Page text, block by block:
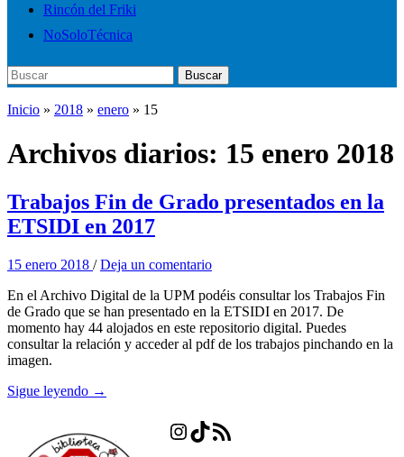
Rincón del Friki
NoSoloTécnica
Buscar: Buscar
Inicio » 2018 » enero » 15
Archivos diarios: 15 enero 2018
Trabajos Fin de Grado presentados en la
ETSIDI en 2017
15 enero 2018 /Deja un comentario
En el Archivo Digital de la UPM podéis consultar los Trabajos Fin
de Grado que se han presentado en la ETSIDI en 2017. De
momento hay 44 alojados en este repositorio digital. Puedes
consultar la relación y acceder al pdf de los trabajos pinchando en la
imagen.
Sigue leyendo →
Instagram
TikTok
Feed RSS